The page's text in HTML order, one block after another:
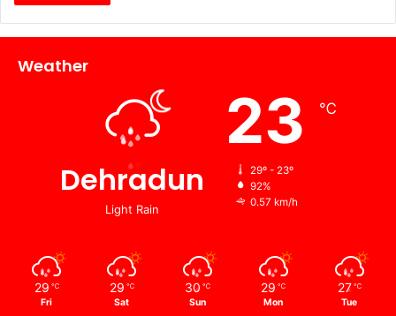
Weather
Dehradun
Light Rain
23 ℃
29º - 23º
92%
0.57 km/h
29 ℃
Fri
29 ℃
Sat
30 ℃
Sun
29 ℃
Mon
27 ℃
Tue